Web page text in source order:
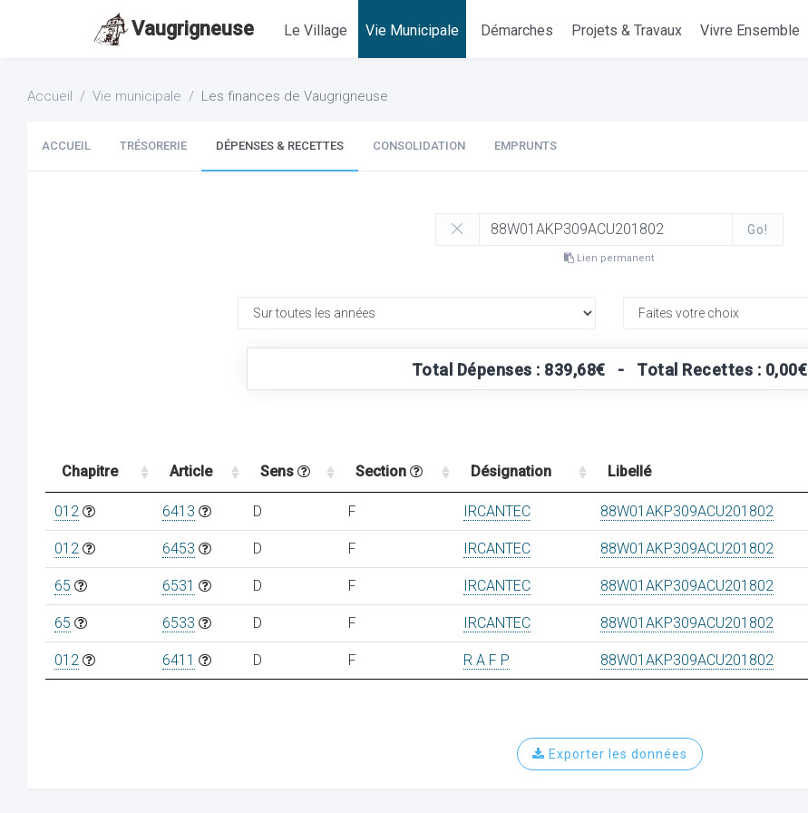
Vaugrigneuse Le Village Vie Municipale Démarches Projets & Travaux Vivre Ensemble
Accueil Vie municipale Les finances de Vaugrigneuse
ACCUEIL TRÉSORERIE DÉPENSES & RECETTES CONSOLIDATION EMPRUNTS
Go!
Lien permanent
Total Dépenses : 839,68€ - Total Recettes : 0,00€
Chapitre Article Sens Section Désignation Libellé
012 6413 D F IRCANTEC 88W01AKP309ACU201802
012 6453 D F IRCANTEC 88W01AKP309ACU201802
65 6531 D F IRCANTEC 88W01AKP309ACU201802
65 6533 D F IRCANTEC 88W01AKP309ACU201802
012 6411 D F R A F P 88W01AKP309ACU201802
Exporter les données